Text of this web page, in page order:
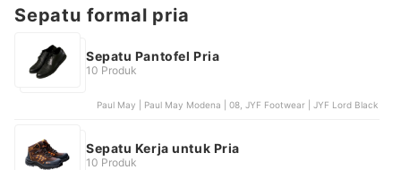
Sepatu formal pria
Sepatu Pantofel Pria
10 Produk
Paul May | Paul May Modena | 08, JYF Footwear | JYF Lord Black
Sepatu Kerja untuk Pria
10 Produk